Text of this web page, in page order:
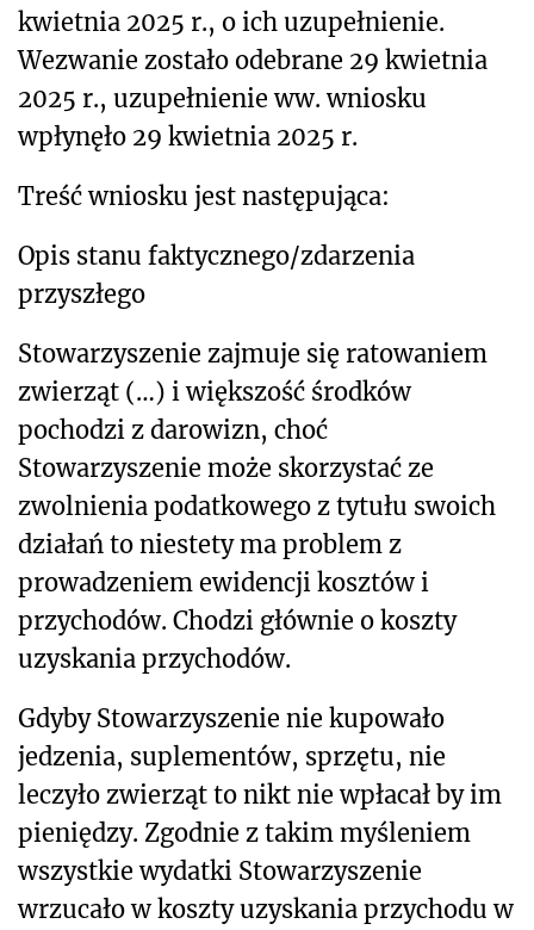
kwietnia 2025 r., o ich uzupełnienie.
Wezwanie zostało odebrane 29 kwietnia
2025 r., uzupełnienie ww. wniosku
wpłynęło 29 kwietnia 2025 r.
Treść wniosku jest następująca:
Opis stanu faktycznego/zdarzenia
przyszłego
Stowarzyszenie zajmuje się ratowaniem
zwierząt (…) i większość środków
pochodzi z darowizn, choć
Stowarzyszenie może skorzystać ze
zwolnienia podatkowego z tytułu swoich
działań to niestety ma problem z
prowadzeniem ewidencji kosztów i
przychodów. Chodzi głównie o koszty
uzyskania przychodów.
Gdyby Stowarzyszenie nie kupowało
jedzenia, suplementów, sprzętu, nie
leczyło zwierząt to nikt nie wpłacał by im
pieniędzy. Zgodnie z takim myśleniem
wszystkie wydatki Stowarzyszenie
wrzucało w koszty uzyskania przychodu w